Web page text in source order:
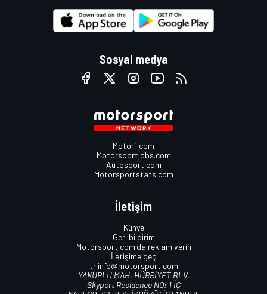
Sosyal medya
Motor1.com
Motorsportjobs.com
Autosport.com
Motorsportstats.com
İletişim
Künye
Geri bildirim
Motorsport.com'da reklam verin
İletişime geç
tr.info@motorsport.com
YAKUPLU MAH. HÜRRİYET BLV.
Skyport Residence NO: 1 İÇ